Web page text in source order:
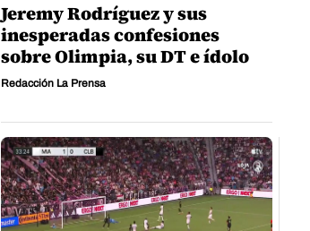
Jeremy Rodríguez y sus
inesperadas confesiones
sobre Olimpia, su DT e ídolo
Redacción La Prensa